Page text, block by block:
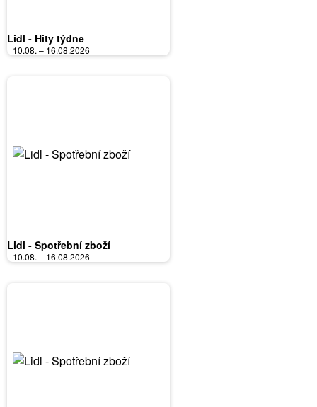
Lidl - Hity týdne
10.08. – 16.08.2026
Lidl - Spotřební zboží
10.08. – 16.08.2026